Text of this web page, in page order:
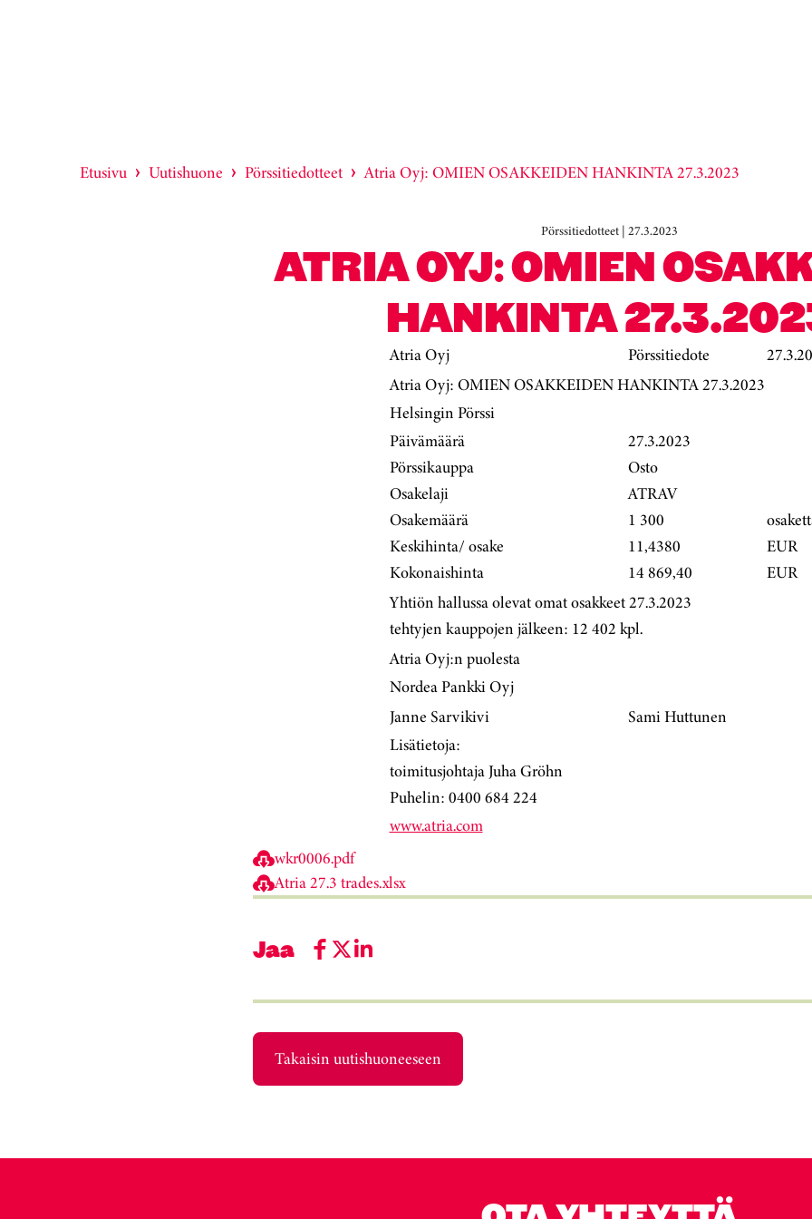
Etusivu Uutishuone Pörssitiedotteet Atria Oyj: OMIEN OSAKKEIDEN HANKINTA 27.3.2023
Pörssitiedotteet | 27.3.2023
ATRIA OYJ: OMIEN
HANKINTA
Atria Oyj Pörssitiedote
Atria Oyj: OMIEN OSAKKEIDEN HANKINTA 27.3.2023
Helsingin Pörssi
Päivämäärä
27.3.2023
Pörssikauppa
Osto
Osakelaji
ATRAV
Osakemäärä
1 300
Keskihinta/ osake
11,4380
EUR
Kokonaishinta
14 869,40
EUR
Yhtiön hallussa olevat omat osakkeet 27.3.2023
tehtyjen kauppojen jälkeen: 12 402 kpl.
Atria Oyj:n puolesta
Nordea Pankki Oyj
Janne Sarvikivi
Sami Huttunen
Lisätietoja:
toimitusjohtaja Juha Gröhn
Puhelin: 0400 684 224
www.atria.com
wkr0006.pdf
Atria 27.3 trades.xlsx
Jaa
Takaisin uutishuoneeseen